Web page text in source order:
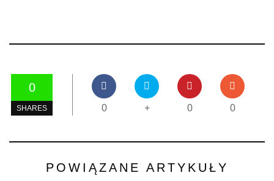
0
SHARES 0 + 0 0
POWIĄZANE ARTYKUŁY